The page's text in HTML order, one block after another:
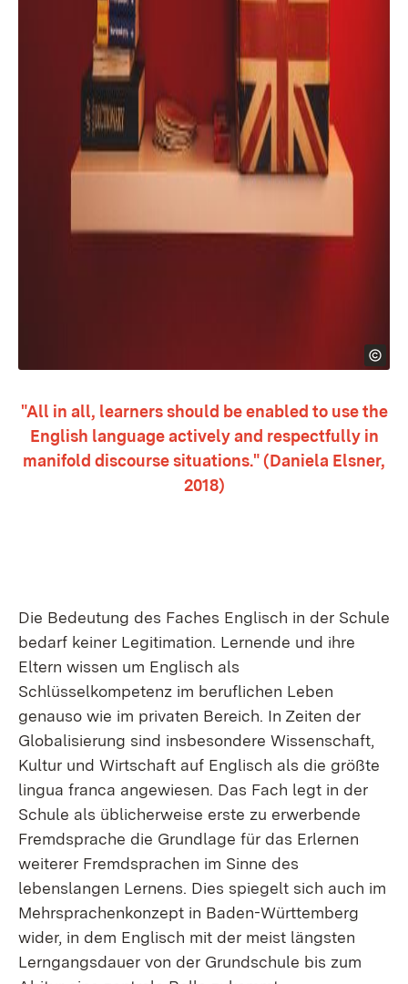
"All in all, learners should be enabled to use the
English language actively and respectfully in
manifold discourse situations." (Daniela Elsner,
2018)
Die Bedeutung des Faches Englisch in der Schule
bedarf keiner Legitimation. Lernende und ihre
Eltern wissen um Englisch als
Schlüsselkompetenz im beruflichen Leben
genauso wie im privaten Bereich. In Zeiten der
Globalisierung sind insbesondere Wissenschaft,
Kultur und Wirtschaft auf Englisch als die größte
lingua franca angewiesen. Das Fach legt in der
Schule als üblicherweise erste zu erwerbende
Fremdsprache die Grundlage für das Erlernen
weiterer Fremdsprachen im Sinne des
lebenslangen Lernens. Dies spiegelt sich auch im
Mehrsprachenkonzept in Baden-Württemberg
wider, in dem Englisch mit der meist längsten
Lerngangsdauer von der Grundschule bis zum